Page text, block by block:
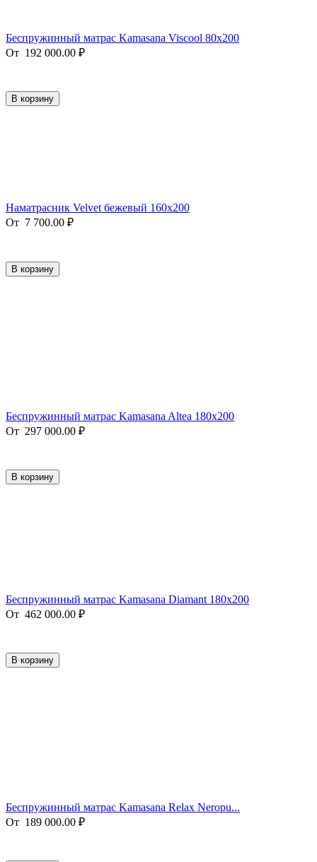
Беспружинный матрас Kamasana Viscool 80х200
От 192 000.00 ₽
В корзину
Наматрасник Velvet бежевый 160х200
От 7 700.00 ₽
В корзину
Беспружинный матрас Kamasana Altea 180x200
От 297 000.00 ₽
В корзину
Беспружинный матрас Kamasana Diamant 180x200
От 462 000.00 ₽
В корзину
Беспружинный матрас Kamasana Relax Neropu...
От 189 000.00 ₽